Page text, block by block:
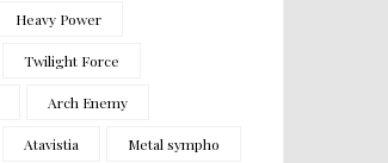
Heavy Power
Twilight Force
Arch Enemy
Atavistia Metal sympho